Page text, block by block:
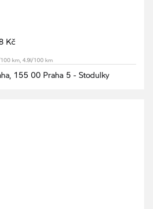
Kč
km, 4.9l/100 km
155 00 Praha 5 - Stodulky